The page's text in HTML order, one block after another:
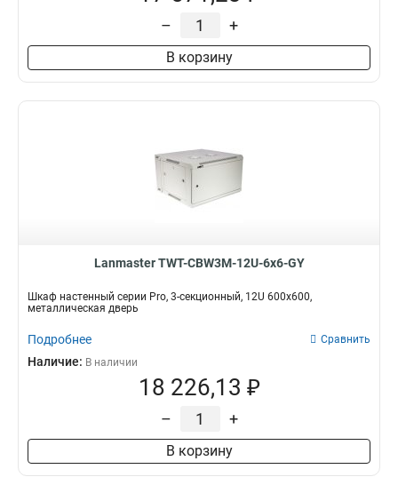
– +
В корзину
Lanmaster TWT-CBW3M-12U-6x6-GY
Шкаф настенный серии Pro, 3-секционный, 12U 600x600,
металлическая дверь
Подробнее Сравнить
Наличие: В наличии
18 226,13 ₽
– +
В корзину